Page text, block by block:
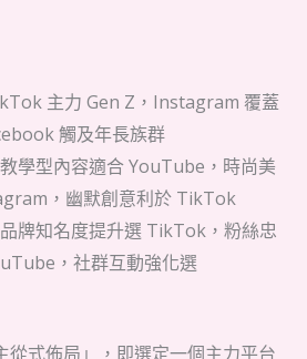
主力 Gen Z，Instagram 覆蓋
觸及年長族群
學型內容適合 YouTube，時尚美
，幽默創意利於 TikTok
牌知名度提升選 TikTok，粉絲忠
，社群互動強化選
從式佈局」，即選定一個主力平台